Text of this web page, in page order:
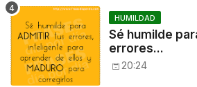
HUMILDAD
Sé humilde
errores...
20:24